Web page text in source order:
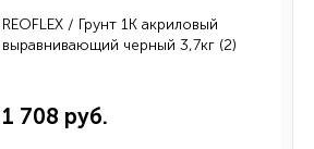
REOFLEX / Грунт 1К акриловый
выравнивающий черный 3,7кг (2)
1 708 руб.